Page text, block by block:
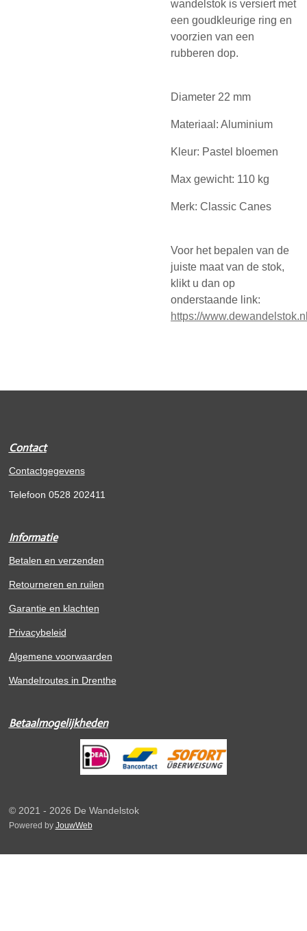
wandelstok is versiert met
een goudkleurige ring en
voorzien van een
rubberen dop.
Diameter 22 mm
Materiaal: Aluminium
Kleur: Pastel bloemen
Max gewicht: 110 kg
Merk: Classic Canes
Voor het bepalen van de
juiste maat van de stok,
klikt u dan op
onderstaande link:
https://
Contact
Contactgegevens
Telefoon 0528 202411
Informatie
Betalen en verzenden
Retourneren en ruilen
Garantie en klachten
Privacybeleid
Algemene voorwaarden
Wandelroutes in Drenthe
Betaalmogelijkheden
© 2021 - 2026 De Wandelstok
Powered by JouwWeb